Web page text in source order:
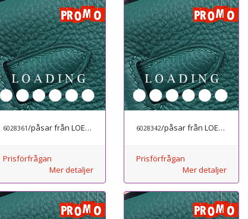
6028361/påsar från LOEWE
Prisförfrågan
Mer detaljer
6028342/påsar från LOEWE
Prisförfrågan
Mer detaljer